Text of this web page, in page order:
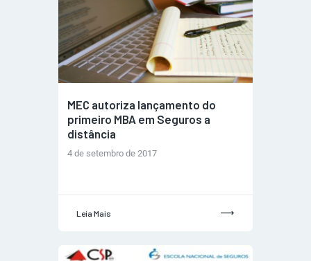
MEC autoriza lançamento do
primeiro MBA em Seguros a
distância
4 de setembro de 2017
Leia Mais